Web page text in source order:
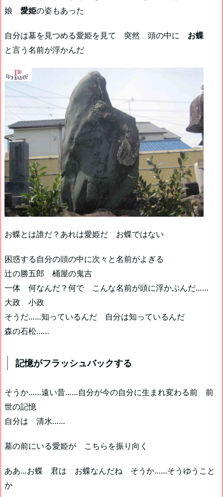
娘 愛姫の姿もあった
自分は墓を見つめる愛姫を見て 突然 頭の中に お蝶
と言う名前が浮かんだ
お蝶とは誰だ？あれは愛姫だ お蝶ではない
困惑する自分の頭の中に次々と名前がよぎる
辻の勝五郎 桶屋の鬼吉
一体 何なんだ？何で こんな名前が頭に浮かぶんだ……
大政 小政
そうだ……知っているんだ 自分は知っているんだ
森の石松……
記憶がフラッシュバックする
そうか……遠い昔……自分が今の自分に生まれ変わる前 前
世の記憶
自分は 清水……
墓の前にいる愛姫が こちらを振り向く
ああ…お蝶 君は お蝶なんだね そうか……そうゆうこと
か